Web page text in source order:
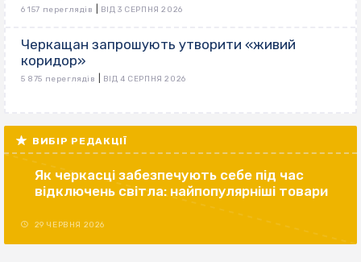
6 157 переглядів ВІД 3 СЕРПНЯ 2026
Черкащан запрошують утворити «живий
коридор»
5 875 переглядів ВІД 4 СЕРПНЯ 2026
ВИБІР РЕДАКЦІЇ
Як черкасці забезпечують себе під час
відключень світла: найпопулярніші товари
29 ЧЕРВНЯ 2026